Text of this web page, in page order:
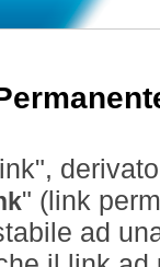
" (link
ad